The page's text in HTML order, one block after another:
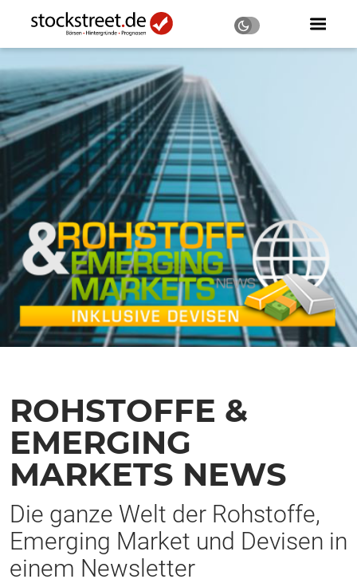
ROHSTOFFE &
EMERGING
MARKETS NEWS
Die ganze Welt der Rohstoffe,
Emerging Market und Devisen in
einem Newsletter